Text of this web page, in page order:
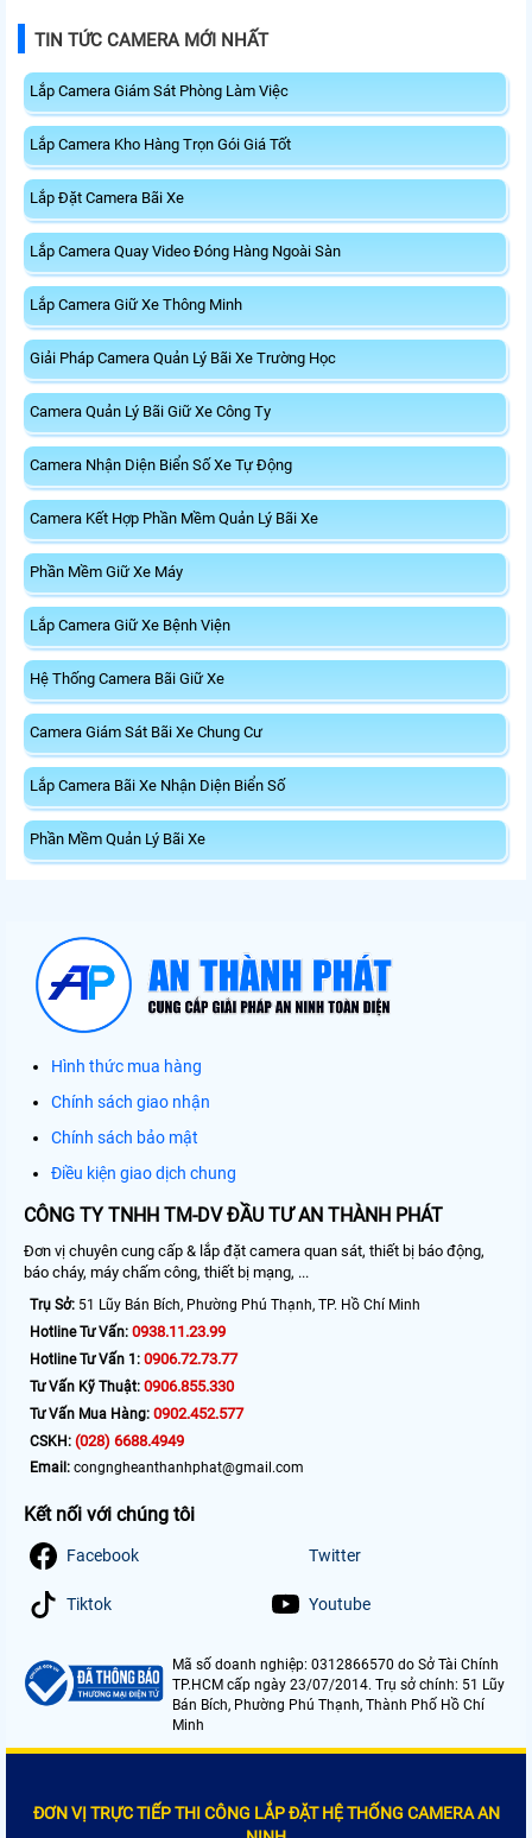
TIN TỨC CAMERA MỚI NHẤT
Lắp Camera Giám Sát Phòng Làm Việc
Lắp Camera Kho Hàng Trọn Gói Giá Tốt
Lắp Đặt Camera Bãi Xe
Lắp Camera Quay Video Đóng Hàng Ngoài Sàn
Lắp Camera Giữ Xe Thông Minh
Giải Pháp Camera Quản Lý Bãi Xe Trường Học
Camera Quản Lý Bãi Giữ Xe Công Ty
Camera Nhận Diện Biển Số Xe Tự Động
Camera Kết Hợp Phần Mềm Quản Lý Bãi Xe
Phần Mềm Giữ Xe Máy
Lắp Camera Giữ Xe Bệnh Viện
Hệ Thống Camera Bãi Giữ Xe
Camera Giám Sát Bãi Xe Chung Cư
Lắp Camera Bãi Xe Nhận Diện Biển Số
Phần Mềm Quản Lý Bãi Xe
Hình thức mua hàng
Chính sách giao nhận
Chính sách bảo mật
Điều kiện giao dịch chung
CÔNG TY TNHH TM-DV ĐẦU TƯ AN THÀNH PHÁT
Đơn vị chuyên cung cấp & lắp đặt camera quan sát, thiết bị báo động,
báo cháy, máy chấm công, thiết bị mạng, ...
Trụ Sở: 51 Lũy Bán Bích, Phường Phú Thạnh, TP. Hồ Chí Minh
Hotline Tư Vấn: 0938.11.23.99
Hotline Tư Vấn 1: 0906.72.73.77
Tư Vấn Kỹ Thuật: 0906.855.330
Tư Vấn Mua Hàng: 0902.452.577
CSKH: (028) 6688.4949
Email: congngheanthanhphat@gmail.com
Kết nối với chúng tôi
Facebook Twitter
Tiktok Youtube
Mã số doanh nghiệp: 0312866570 do Sở Tài Chính
TP.HCM cấp ngày 23/07/2014. Trụ sở chính: 51 Lũy
Bán Bích, Phường Phú Thạnh, Thành Phố Hồ Chí
Minh
ĐƠN VỊ TRỰC TIẾP THI CÔNG LẮP ĐẶT HỆ THỐNG CAMERA AN